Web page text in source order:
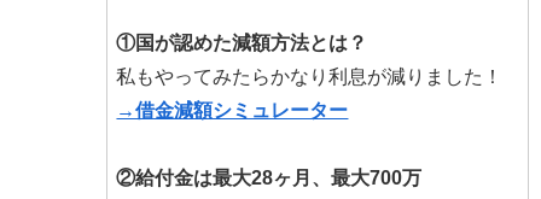
①国が認めた減額方法とは？
私もやってみたらかなり利息が減りました！
→借金減額シミュレーター
②給付金は最大28ヶ月、最大700万